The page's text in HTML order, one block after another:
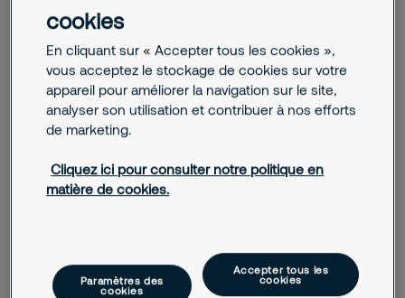
Code postal
Téléphone
cookies
En cliquant sur « Accepter tous les cookies »,
vous acceptez le stockage de cookies sur votre
appareil pour améliorer la navigation sur le site,
analyser son utilisation et contribuer à nos efforts
de marketing.
Cliquez ici pour consulter notre politique en
matière de cookies.
Paramètres des
cookies
Accepter tous les
cookies